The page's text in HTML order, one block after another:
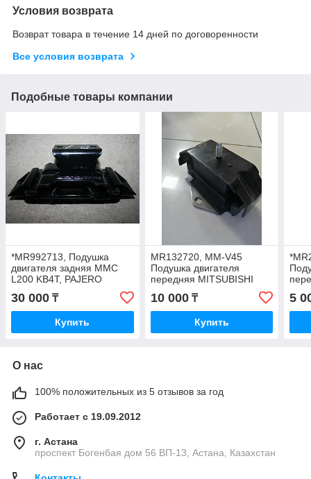
Условия возврата
Возврат товара в течение 14 дней по договоренности
Все условия возврата
Подобные товары компании
*MR992713, Подушка
двигателя задняя MMC
L200 KB4T, PAJERO
SPORT KH4W 4D56 V-2.5,
I&R, THAILAND
30 000 ₸
Купить
MR132720, MM-V45
Подушка двигателя
передняя MITSUBISHI
PAJERO 1990-1999
10 000₸
Купить
5
О нас
100% положительных из 5 отзывов за год
Работает с 19.09.2012
г. Астана
проспект Богенбая дом 56 ВП-13, Астана, Казахстан